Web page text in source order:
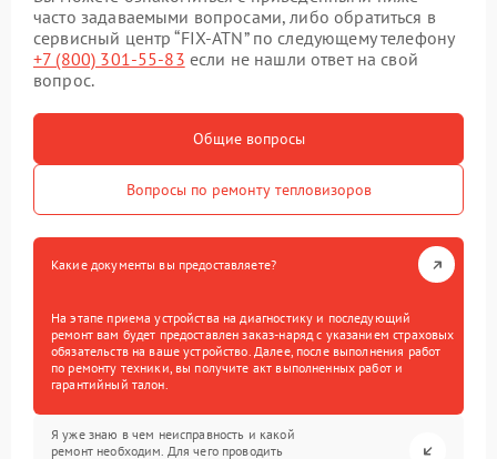
часто задаваемыми вопросами, либо обратиться в
сервисный центр “FIX-ATN” по следующему телефону
+7 (800) 301-55-83 если не нашли ответ на свой
вопрос.
Общие вопросы
Вопросы по ремонту тепловизоров
Какие документы вы предоставляете?
На этапе приема устройства на диагностику и последующий
ремонт вам будет предоставлен заказ-наряд с указанием страховых
обязательств на ваше устройство. Далее, после выполнения работ
по ремонту техники, вы получите акт выполненных работ и
гарантийный талон.
Я уже знаю в чем неисправность и какой
ремонт необходим. Для чего проводить